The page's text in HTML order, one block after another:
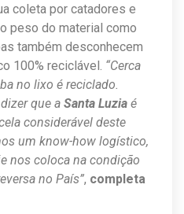
coleta por catadores e
peso do material como
também desconhecem
100% reciclável. “Cerca
no lixo é reciclado.
que a Santa Luzia é
considerável deste
um know-how logístico,
nos coloca na condição
no País”, completa